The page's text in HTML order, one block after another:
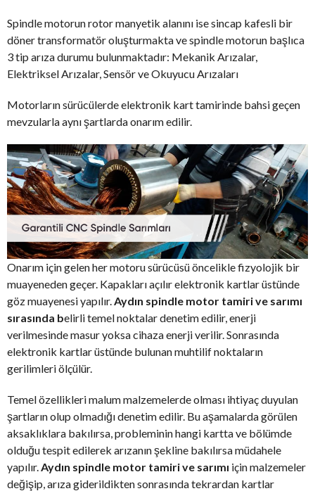
Spindle motorun rotor manyetik alanını ise sincap kafesli bir
döner transformatör oluşturmakta ve spindle motorun başlıca
3 tip arıza durumu bulunmaktadır: Mekanik Arızalar,
Elektriksel Arızalar, Sensör ve Okuyucu Arızaları
Motorların sürücülerde elektronik kart tamirinde bahsi geçen
mevzularla aynı şartlarda onarım edilir.
Onarım için gelen her motoru sürücüsü öncelikle fizyolojik bir
muayeneden geçer. Kapakları açılır elektronik kartlar üstünde
göz muayenesi yapılır. Aydın spindle motor tamiri ve sarımı
sırasında belirli temel noktalar denetim edilir, enerji
verilmesinde masur yoksa cihaza enerji verilir. Sonrasında
elektronik kartlar üstünde bulunan muhtilif noktaların
gerilimleri ölçülür.
Temel özellikleri malum malzemelerde olması ihtiyaç duyulan
şartların olup olmadığı denetim edilir. Bu aşamalarda görülen
aksaklıklara bakılırsa, probleminin hangi kartta ve bölümde
olduğu tespit edilerek arızanın şekline bakılırsa müdahele
yapılır. Aydın spindle motor tamiri ve sarımı için malzemeler
değişip, arıza giderildikten sonrasında tekrardan kartlar